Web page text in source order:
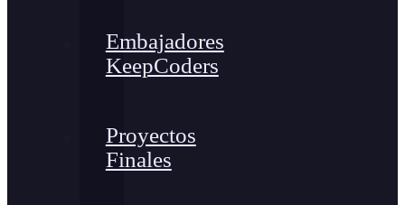
Embajadores
KeepCoders
Proyectos
Finales